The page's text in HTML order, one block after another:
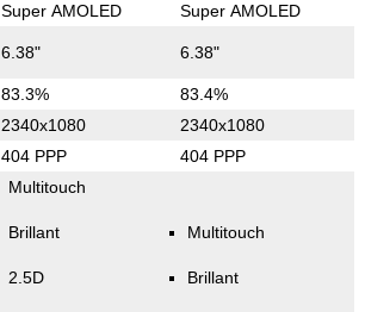
Super AMOLED Super AMOLED
6.38" 6.38"
83.3% 83.4%
2340x1080 2340x1080
404 PPP 404 PPP
Multitouch
Brillant
2.5D
Multitouch
Brillant